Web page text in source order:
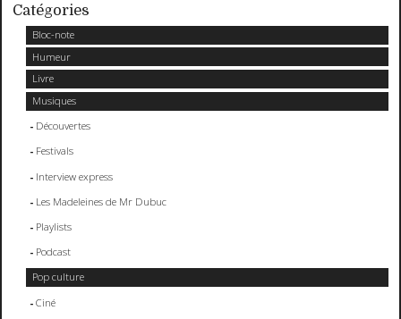
Catégories
Bloc-note
Humeur
Livre
Musiques
Découvertes
Festivals
Interview express
Les Madeleines de Mr Dubuc
Playlists
Podcast
Pop culture
Ciné